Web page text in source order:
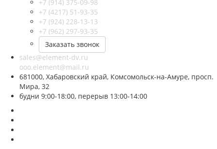
+7 (914) 375-09-98
+7 (4217) 51-93-35
+7 (924) 228-13-13
+7 (962) 297-93-35
Заказать звонок
sales@element-dv.ru
ooo.element@mail.ru
681000, Хабаровский край, Комсомольск-на-Амуре, просп.
Мира, 32
будни 9:00-18:00, перерыв 13:00-14:00